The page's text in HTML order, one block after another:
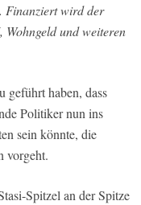
Finanziert wird der
Wohngeld und weiteren
geführt haben, dass
Politiker nun ins
sein könnte, die
vorgeht.
Spitzel an der Spitze